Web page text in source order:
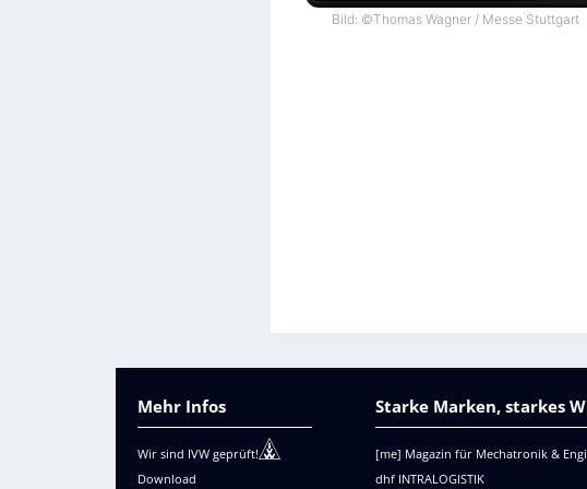
Bild: ©Thomas Wagner / Messe Stuttgart
Mehr Infos
Wir sind IVW geprüft!
Download
Starke Marken, starkes
[me] Magazin für Mechatronik &
dhf INTRALOGISTIK